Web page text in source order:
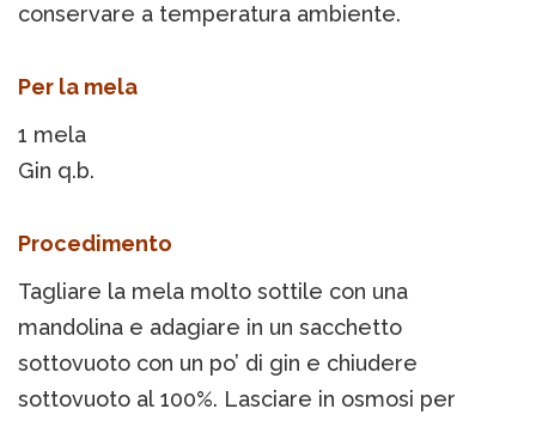
conservare a temperatura ambiente.
Per la mela
1 mela
Gin q.b.
Procedimento
Tagliare la mela molto sottile con una
mandolina e adagiare in un sacchetto
sottovuoto con un po’ di gin e chiudere
sottovuoto al 100%. Lasciare in osmosi per